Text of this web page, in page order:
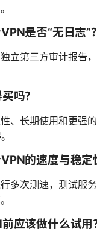
是否“无日志”？
立第三方审计报告
吗？
、长期使用和更强
的速度与稳定
多次测速，测试服
应该做什么试用